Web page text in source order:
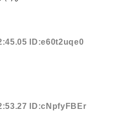
ID:e60t2uqe0
ID:cNpfyFBEr